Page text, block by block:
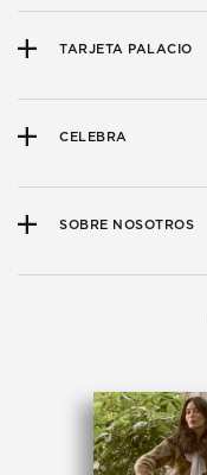
TARJETA PALACIO
CELEBRA
SOBRE NOSOTROS